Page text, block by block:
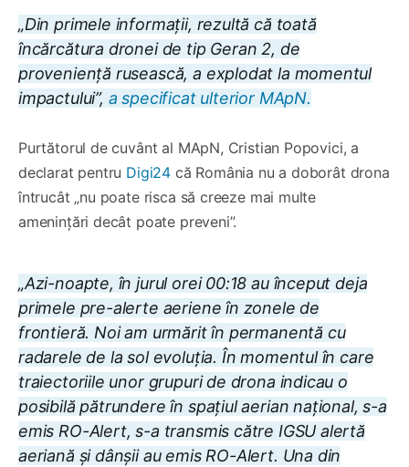
„Din primele informații, rezultă că toată
încărcătura dronei de tip Geran 2, de
proveniență rusească, a explodat la momentul
impactului”, a specificat ulterior MApN.
Purtătorul de cuvânt al MApN, Cristian Popovici, a
declarat pentru Digi24 că România nu a doborât drona
întrucât „nu poate risca să creeze mai multe
amenințări decât poate preveni”.
„Azi-noapte, în jurul orei 00:18 au început deja
primele pre-alerte aeriene în zonele de
frontieră. Noi am urmărit în permanentă cu
radarele de la sol evoluția. În momentul în care
traiectoriile unor grupuri de drona indicau o
posibilă pătrundere în spațiul aerian național, s-a
emis RO-Alert, s-a transmis către IGSU alertă
aeriană și dânșii au emis RO-Alert. Una din